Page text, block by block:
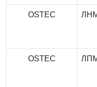
OSTEC
OSTEC